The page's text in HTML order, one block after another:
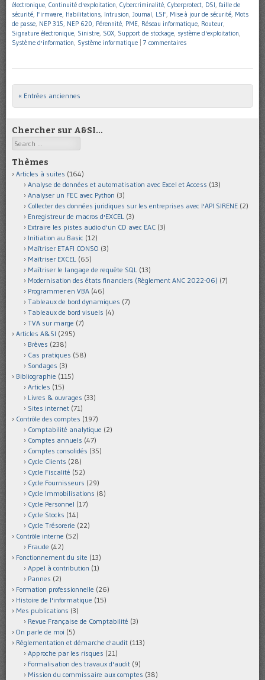
électronique, Continuité d'exploitation, Cybercriminalité, Cyberprotect, DSI, faille de
sécurité, Firmware, Habilitations, Intrusion, Journal, LSF, Mise à jour de sécurité, Mots
de passe, NEP 315, NEP 620, Pérennité, PME, Réseau informatique, Routeur,
Signature électronique, Sinistre, SOX, Support de stockage, système d'exploitation,
Système d'information, Système informatique 7 commentaires
Post navigation
« Entrées anciennes
Chercher sur A&SI…
Search
Thèmes
Articles à suites (164)
Analyse de données et automatisation avec Excel et Access (13)
Analyser un FEC avec Python (3)
Collecter des données juridiques sur les entreprises avec l'API SIRENE (2)
Enregistreur de macros d'EXCEL (3)
Extraire les pistes audio d'un CD avec EAC (3)
Initiation au Basic (12)
Maîtriser ETAFI CONSO (3)
Maîtriser EXCEL (65)
Maîtriser le langage de requête SQL (13)
Modernisation des états financiers (Règlement ANC 2022-06) (7)
Programmer en VBA (46)
Tableaux de bord dynamiques (7)
Tableaux de bord visuels (4)
TVA sur marge (7)
Articles A&SI (295)
Brèves (238)
Cas pratiques (58)
Sondages (3)
Bibliographie (115)
Articles (15)
Livres & ouvrages (33)
Sites internet (71)
Contrôle des comptes (197)
Comptabilité analytique (2)
Comptes annuels (47)
Comptes consolidés (35)
Cycle Clients (28)
Cycle Fiscalité (52)
Cycle Fournisseurs (29)
Cycle Immobilisations (8)
Cycle Personnel (17)
Cycle Stocks (14)
Cycle Trésorerie (22)
Contrôle interne (52)
Fraude (42)
Fonctionnement du site (13)
Appel à contribution (1)
Pannes (2)
Formation professionnelle (26)
Histoire de l'informatique (15)
Mes publications (3)
Revue Française de Comptabilité (3)
On parle de moi (5)
Réglementation et démarche d'audit (113)
Approche par les risques (21)
Formalisation des travaux d'audit (9)
Mission du commissaire aux comptes (38)